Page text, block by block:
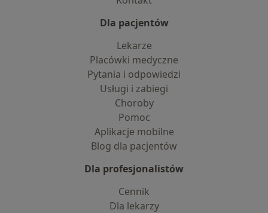
Dla pacjentów
Lekarze
Placówki medyczne
Pytania i odpowiedzi
Usługi i zabiegi
Choroby
Pomoc
Aplikacje mobilne
Blog dla pacjentów
Dla profesjonalistów
Cennik
Dla lekarzy